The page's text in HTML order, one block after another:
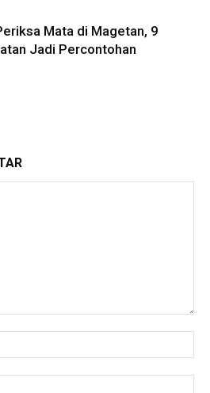
Mata di Magetan, 9
Jadi Percontohan